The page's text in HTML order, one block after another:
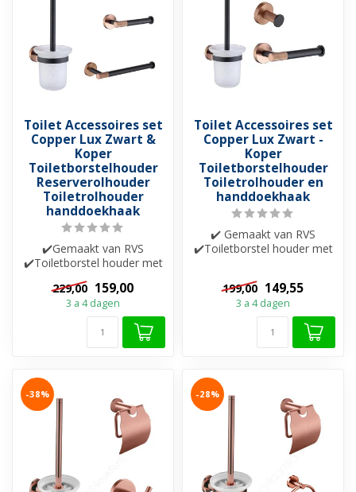
Toilet Accessoires set
Copper Lux Zwart &
Koper
Toiletborstelhouder
Reserverolhouder
Toiletrolhouder
handdoekhaak
✔️Gemaakt van RVS
✔️Toiletborstel houder met
glazen bak
✔️Handdoekhaak✔️Toiletro...
229,00 159,00
3 a 4 dagen
Toilet Accessoires set
Copper Lux Zwart -
Koper
Toiletborstelhouder
Toiletrolhouder en
handdoekhaak
✔️ Gemaakt van RVS
✔️Toiletborstel houder met
Handdoekhaak ✔️Toile...
199,00 149,55
3 a 4 dagen
-38% -28%